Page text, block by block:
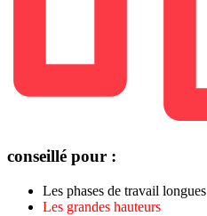
conseillé pour :
Les phases de travail longues
Les grandes hauteurs